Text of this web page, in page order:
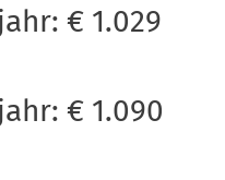
€ 1.029
€ 1.090